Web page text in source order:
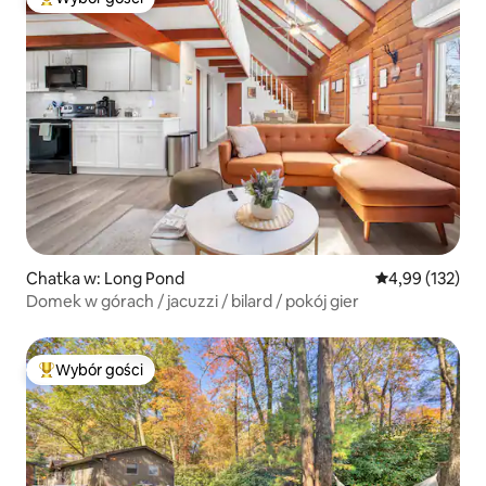
Najpopularniejsze z kategorii Wybór gości
Chatka w: Long Pond Średnia
4,99 (132)
Domek w górach / jacuzzi / bilard / pokój gier
Najpopularniejsze z kategorii Wybór gości
Wybór gości